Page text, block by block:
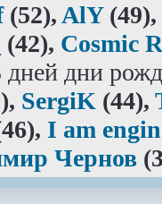
(52), AlY(49),
(42), Cosmic
дни
SergiK (44),
I am
Чернов